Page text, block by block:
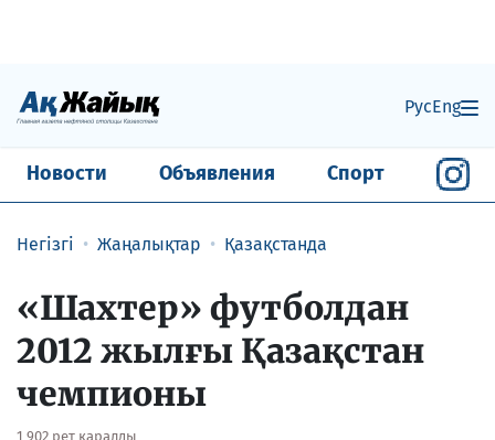
РусEng
Новости Объявления Спорт
Негізгі Жаңалықтар Қазақстанда
«Шахтер» футболдан
2012 жылғы Қазақстан
чемпионы
1 902 рет қаралды